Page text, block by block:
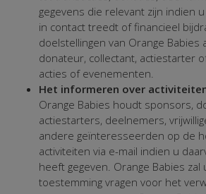
gegevens die relevant zijn indien
in contact treedt of financieel
doelstellingen van Orange Babies
donateur, collectant, actiestarter
acties of evenementen.
Het informeren over
Orange Babies houdt sponsors,
actiestarters, deelnemers,
andere geïnteresseerden op de
activiteiten via e-mail indien u
heeft gegeven. Orange Babies zal
toestemming vragen voor het